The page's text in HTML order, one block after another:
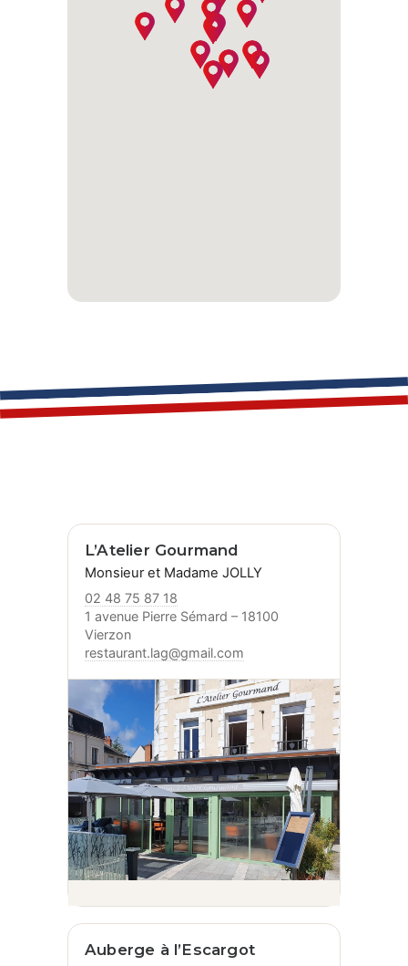
L’Atelier Gourmand
Monsieur et Madame JOLLY
02 48 75 87 18
1 avenue Pierre Sémard – 18100
Vierzon
restaurant.lag@gmail.com
Auberge à l’Escargot